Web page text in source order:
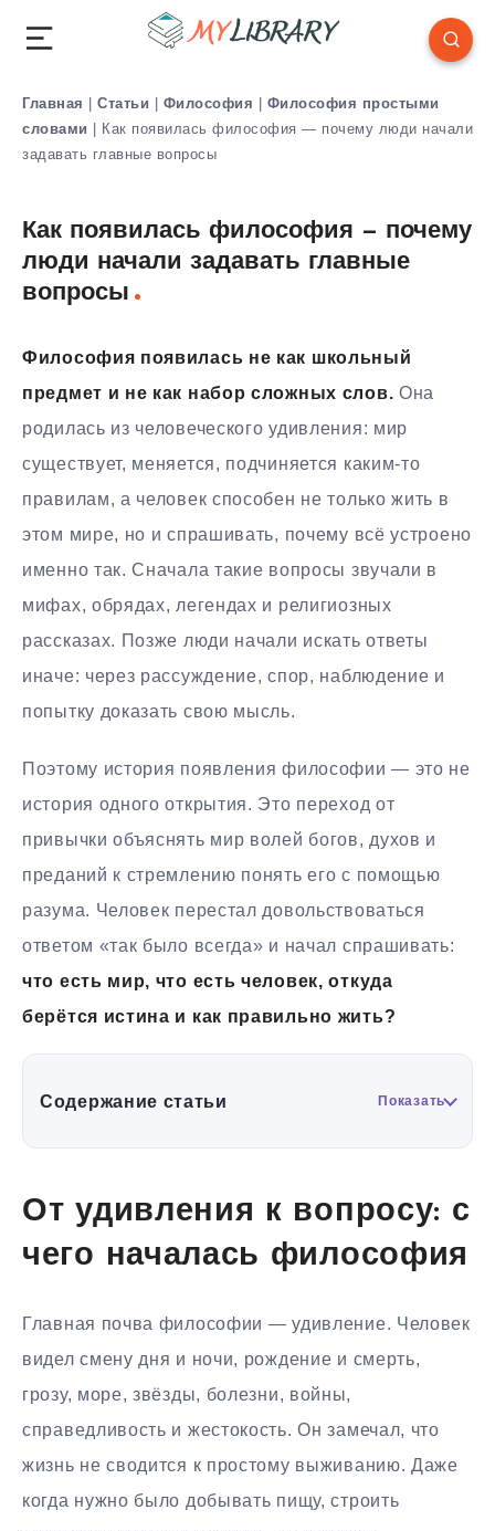
Главная | Статьи | Философия | Философия простыми
словами | Как появилась философия — почему люди начали
задавать главные вопросы
Как появилась философия — почему
люди начали задавать главные
вопросы
Философия появилась не как школьный
предмет и не как набор сложных слов. Она
родилась из человеческого удивления: мир
существует, меняется, подчиняется каким-то
правилам, а человек способен не только жить в
этом мире, но и спрашивать, почему всё устроено
именно так. Сначала такие вопросы звучали в
мифах, обрядах, легендах и религиозных
рассказах. Позже люди начали искать ответы
иначе: через рассуждение, спор, наблюдение и
попытку доказать свою мысль.
Поэтому история появления философии — это не
история одного открытия. Это переход от
привычки объяснять мир волей богов, духов и
преданий к стремлению понять его с помощью
разума. Человек перестал довольствоваться
ответом «так было всегда» и начал спрашивать:
что есть мир, что есть человек, откуда
берётся истина и как правильно жить?
Содержание статьи Показать
От удивления к вопросу: с
чего началась философия
Главная почва философии — удивление. Человек
видел смену дня и ночи, рождение и смерть,
грозу, море, звёзды, болезни, войны,
справедливость и жестокость. Он замечал, что
жизнь не сводится к простому выживанию. Даже
когда нужно было добывать пищу, строить